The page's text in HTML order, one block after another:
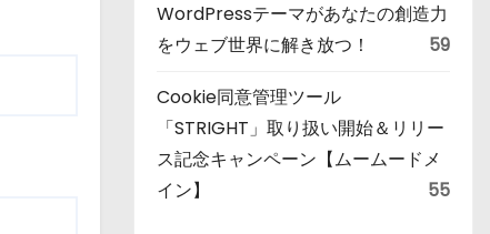
WordPressテーマがあなたの創造力
をウェブ世界に解き放つ！
59
Cookie同意管理ツール
「STRIGHT」取り扱い開始＆リリー
ス記念キャンペーン【ムームードメ
イン】
55